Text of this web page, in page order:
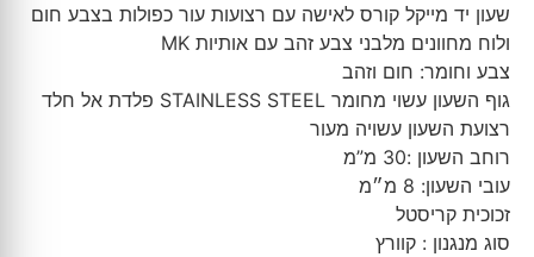
שעון יד מייקל קורס לאישה עם רצועות עור כפולות בצבע חום
ולוח מחוונים מלבני צבע זהב עם אותיות MK
צבע וחומר: חום וזהב
גוף השעון עשוי מחומר STAINLESS STEEL פלדת אל חלד
רצועת השעון עשויה מעור
רוחב השעון :30 מ”מ
עובי השעון: 8 מ״מ
זכוכית קריסטל
סוג מנגנון : קוורץ